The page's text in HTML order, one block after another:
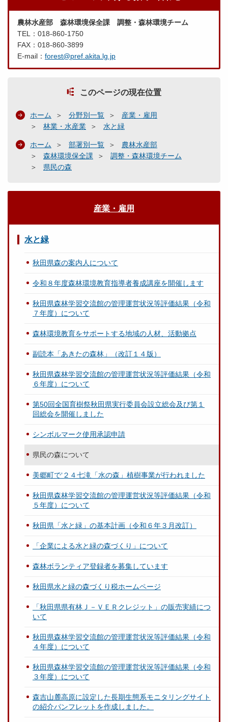
農林水産部 森林環境保全課 調整・森林環境チーム
TEL：018-860-1750
FAX：018-860-3899
E-mail： forest@pref.akita.lg.jp
このページの現在位置
ホーム 分野別一覧
産業・雇用
林業・水産業
水と緑
ホーム 部署別一覧
農林水産部
森林環境保全課
調整・森林環境チーム
県民の森
産業・雇用
水と緑
秋田県森の案内人について
令和８年度森林環境教育指導者養成講座を開催します
秋田県森林学習交流館の管理運営状況等評価結果（令和
７年度）について
森林環境教育をサポートする地域の人材、活動拠点
副読本「あきたの森林」（改訂１４版）
秋田県森林学習交流館の管理運営状況等評価結果（令和
６年度）について
第50回全国育樹祭秋田県実行委員会設立総会及び第１
回総会を開催しました
シンボルマーク使用承認申請
県民の森について
美郷町で‘２４七滝「水の森」植樹事業が行われました
秋田県森林学習交流館の管理運営状況等評価結果（令和
５年度）について
秋田県「水と緑」の基本計画（令和６年３月改訂）
「企業による水と緑の森づくり」について
森林ボランティア登録者を募集しています
秋田県水と緑の森づくり税ホームページ
「秋田県県有林Ｊ－ＶＥＲクレジット」の販売実績につ
いて
秋田県森林学習交流館の管理運営状況等評価結果（令和
４年度）について
秋田県森林学習交流館の管理運営状況等評価結果（令和
３年度）について
森吉山麓高原に設定した長期生態系モニタリングサイト
の紹介パンフレットを作成しました。